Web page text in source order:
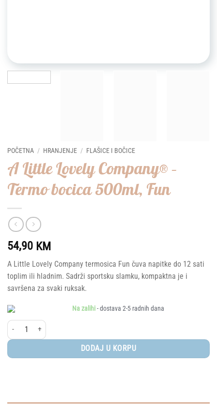
POČETNA / HRANJENJE / FLAŠICE I BOČICE
A Little Lovely Company® –
Termo bocica 500ml, Fun
54,90 KM
A Little Lovely Company termosica Fun čuva napitke do 12 sati
toplim ili hladnim. Sadrži sportsku slamku, kompaktna je i
savršena za svaki ruksak.
Na zalihi- dostava 2-5 radnih dana
A Little Lovely Company® - Termo bocica 500ml, Fun količina
DODAJ U KORPU